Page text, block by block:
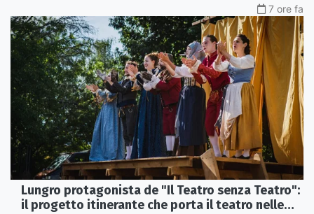
7 ore fa
Lungro protagonista de "Il Teatro senza Teatro":
il progetto itinerante che porta il teatro nelle